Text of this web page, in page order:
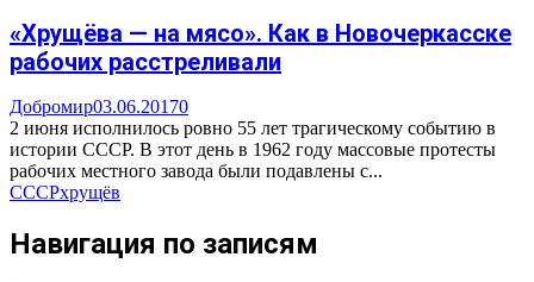
«Хрущёва — на мясо». Как в Новочеркасске
рабочих расстреливали
Добромир03.06.20170
2 июня исполнилось ровно 55 лет трагическому событию в
истории СССР. В этот день в 1962 году массовые протесты
рабочих местного завода были подавлены с...
СССРхрущёв
Навигация по записям